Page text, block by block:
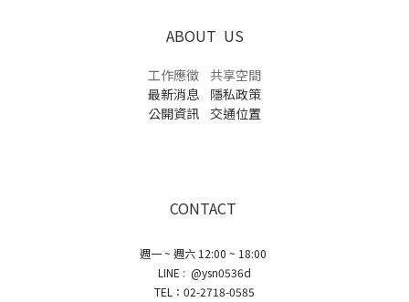
ABOUT US
工作應徵 共享空間
最新消息
隱私政策
公開資訊
交通位置
CONTACT
週一 ~ 週六 12:00 ~ 18:00
LINE : @ysn0536d
TEL：02-2718-0585